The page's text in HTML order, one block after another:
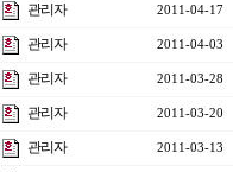
관리자 2011-04-17
관리자 2011-04-03
관리자 2011-03-28
관리자 2011-03-20
관리자 2011-03-13